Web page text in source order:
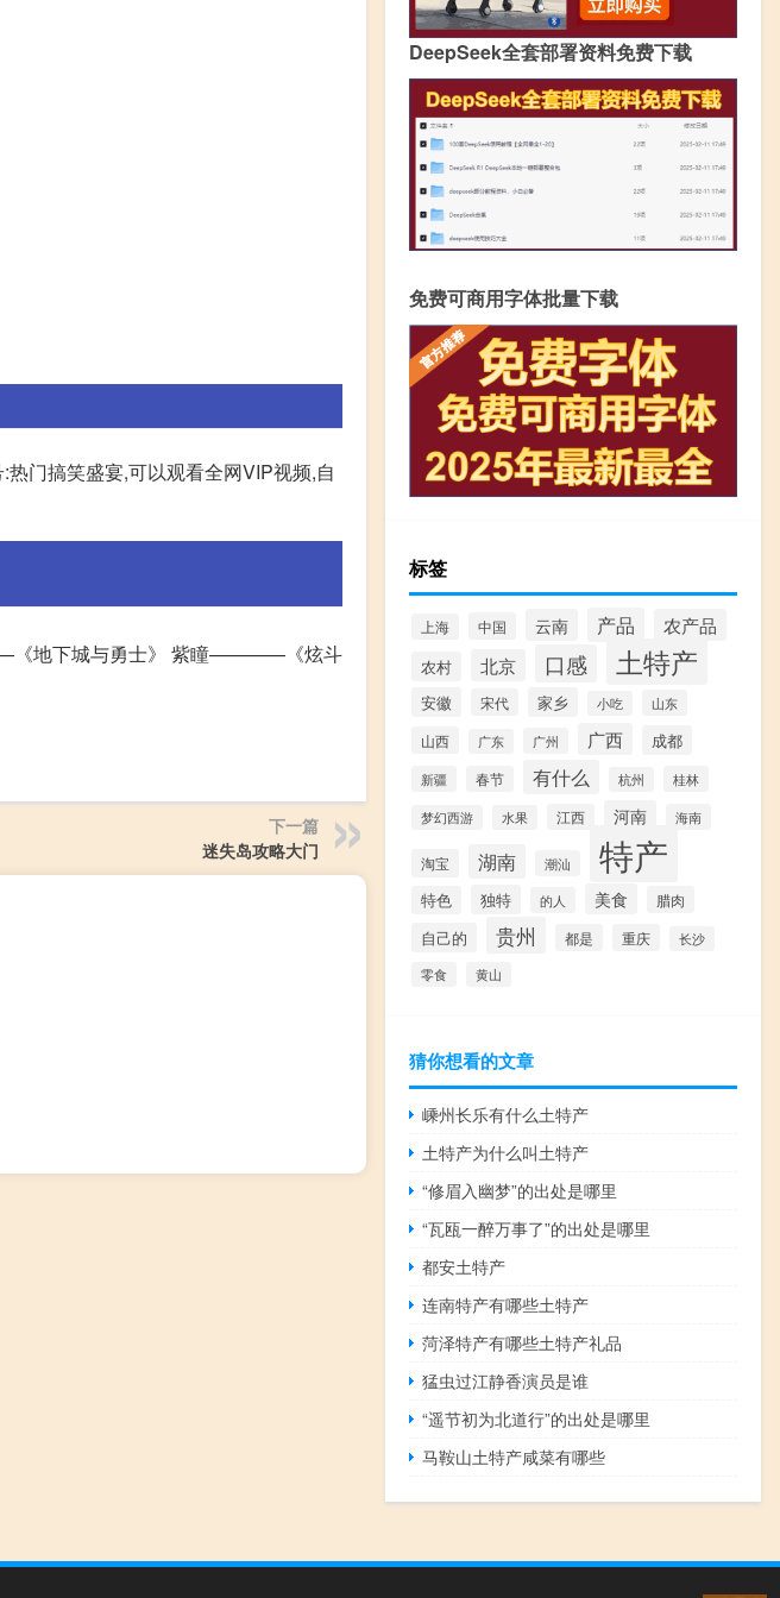
门搞笑盛宴,可以观看全网VIP视频,自
地下城与勇士》 紫瞳————《炫斗
下一篇
迷失岛攻略大门
DeepSeek全套部署资料免费下载
免费可商用字体批量下载
标签
上海 中国 云南 产品 农产品
农村 北京 口感 土特产
安徽 宋代 家乡 小吃 山东
山西 广东 广州 广西 成都
新疆 春节 有什么 杭州 桂林
梦幻西游 水果 江西 河南 海南
淘宝 湖南 潮汕 特产
特色 独特 的人 美食 腊肉
自己的 贵州 都是 重庆
长沙
零食
黄山
猜你想看的文章
嵊州长乐有什么土特产
土特产为什么叫土特产
“修眉入幽梦”的出处是哪里
“瓦瓯一醉万事了”的出处是哪里
都安土特产
连南特产有哪些土特产
菏泽特产有哪些土特产礼品
猛虫过江静香演员是谁
“遥节初为北道行”的出处是哪里
马鞍山土特产咸菜有哪些